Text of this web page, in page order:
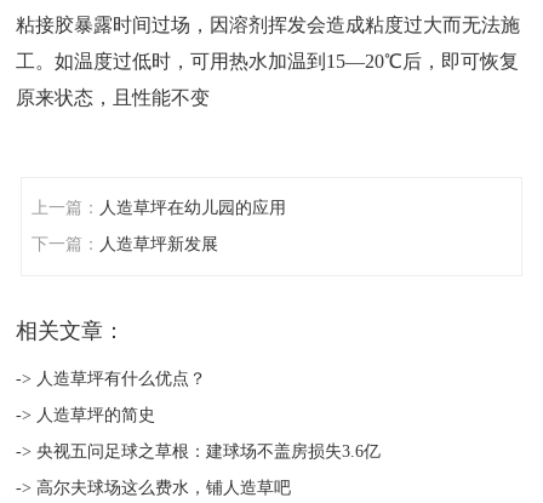
粘接胶暴露时间过场，因溶剂挥发会造成粘度过大而无法施
工。如温度过低时，可用热水加温到15—20℃后，即可恢复
原来状态，且性能不变
上一篇： 人造草坪在幼儿园的应用
下一篇： 人造草坪新发展
相关文章：
-> 人造草坪有什么优点？
-> 人造草坪的简史
-> 央视五问足球之草根：建球场不盖房损失3.6亿
-> 高尔夫球场这么费水，铺人造草吧